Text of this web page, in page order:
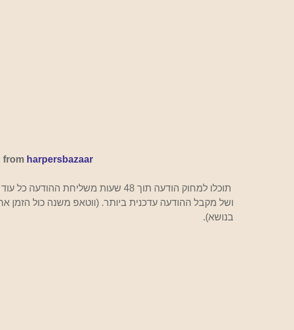
from harpersbazaar
תוכלו למחוק הודעה תוך 48 שעות
ושל מקבל ההודעה עדכנית ביותר. (ווטאפ משנה כול הזמן
בנושא).